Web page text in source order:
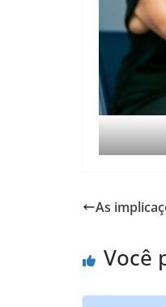
As
Você